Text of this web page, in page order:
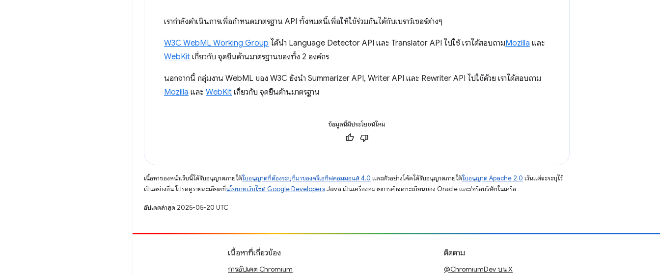
เรากำลังดำเนินการเพื่อกำหนดมาตรฐาน API ทั้งหมดนี้เพื่อให้ใช้ร่วมกันได้กับเบราว์เซอร์ต่างๆ
W3C WebML Working Group ได้นำ Language Detector API และ Translator API ไปใช้ เราได้สอบถามMozilla และ
WebKit เกี่ยวกับ จุดยืนด้านมาตรฐานของทั้ง 2 องค์กร
นอกจากนี้ กลุ่มงาน WebML ของ W3C ยังนำ Summarizer API, Writer API และ Rewriter API ไปใช้ด้วย เราได้สอบถาม
Mozilla และ WebKit เกี่ยวกับ จุดยืนด้านมาตรฐาน
ข้อมูลนี้มีประโยชน์ไหม
เนื้อหาของหน้าเว็บนี้ได้รับอนุญาตภายใต้ใบอนุญาตที่ต้องระบุที่มาของครีเอทีฟคอมมอนส์ 4.0 และตัวอย่างโค้ดได้รับอนุญาตภายใต้ใบอนุญาต Apache 2.0 เว้นแต่จะระบุไว้
เป็นอย่างอื่น โปรดดูรายละเอียดที่นโยบายเว็บไซต์ Google DevelopersJava เป็นเครื่องหมายการค้าจดทะเบียนของ Oracle และ/หรือบริษัทในเครือ
อัปเดตล่าสุด 2025-05-20 UTC
เนื้อหาที่เกี่ยวข้อง
การอัปเดต Chromium
ติดตาม
@ChromiumDev บน X